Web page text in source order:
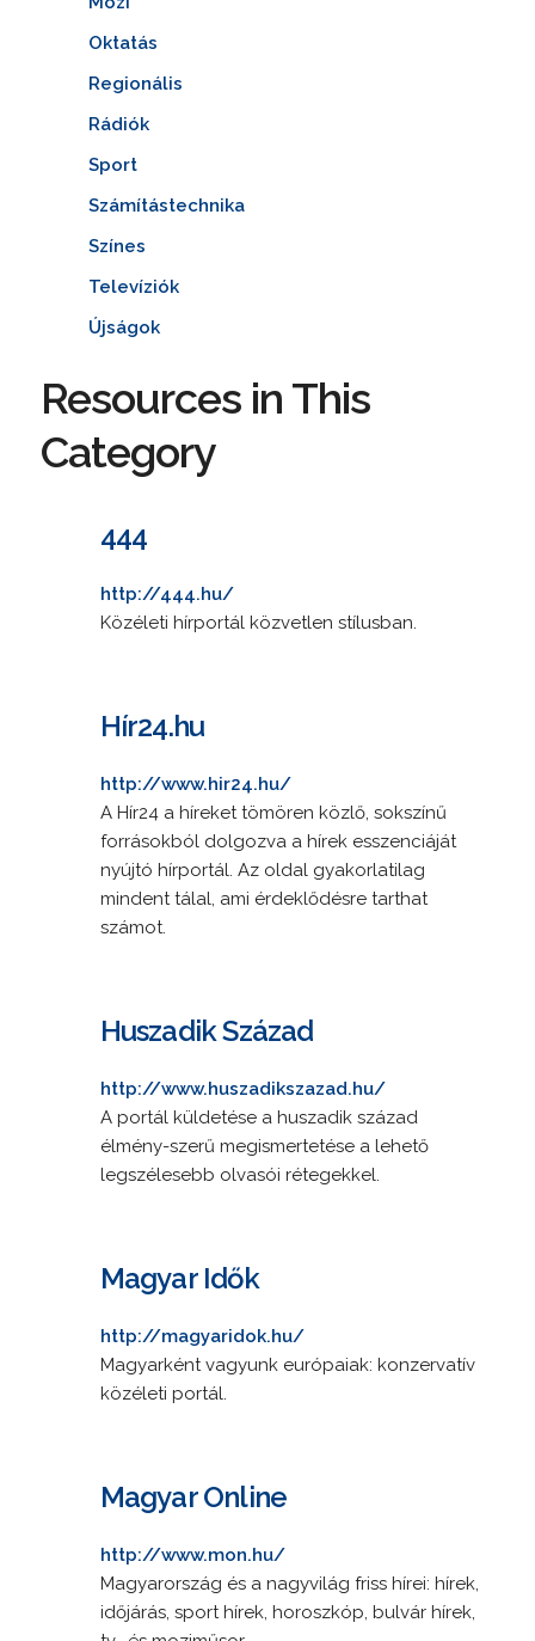
Oktatás
Regionális
Rádiók
Sport
Számítástechnika
Színes
Televíziók
Újságok
Resources in This
Category
444
http://444.hu/
Közéleti hírportál közvetlen stílusban.
Hír24.hu
http://www.hir24.hu/
A Hír24 a híreket tömören közlő, sokszínű
forrásokból dolgozva a hírek esszenciáját
nyújtó hírportál. Az oldal gyakorlatilag
mindent tálal, ami érdeklődésre tarthat
számot.
Huszadik Század
http://www.huszadikszazad.hu/
A portál küldetése a huszadik század
élmény-szerű megismertetése a lehető
legszélesebb olvasói rétegekkel.
Magyar Idők
http://magyaridok.hu/
Magyarként vagyunk európaiak: konzervatív
közéleti portál.
Magyar Online
http://www.mon.hu/
Magyarország és a nagyvilág friss hírei: hírek,
időjárás, sport hírek, horoszkóp, bulvár hírek,